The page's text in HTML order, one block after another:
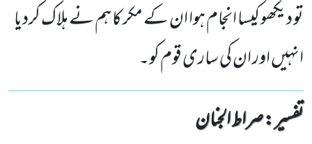
تو دیکھو کیسا انجام ہوا ان کے مکر کا ہم نے ہلاک کردیا
انہیں اور ان کی ساری قوم کو۔
تفسیر : ‎صراط الجنان